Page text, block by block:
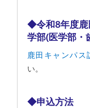
◆令和8年度鹿
学部(医学部・
鹿田キャンパス
い。
◆申込方法